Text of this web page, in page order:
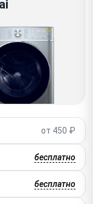
от 450 ₽
бесплатно
бесплатно